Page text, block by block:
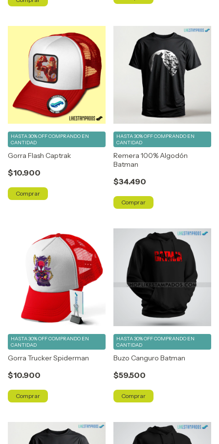
Gorra Flash Captrak
$10.900
HASTA 30% OFFCOMPRANDO EN
CANTIDAD
Comprar
Remera 100% Algodón
Batman
$34.490
HASTA 30% OFFCOMPRANDO EN
CANTIDAD
Comprar
Gorra Trucker Spiderman
$10.900
HASTA 30% OFFCOMPRANDO EN
CANTIDAD
Comprar
Buzo Canguro Batman
$59.500
HASTA 30% OFFCOMPRANDO EN
CANTIDAD
Comprar